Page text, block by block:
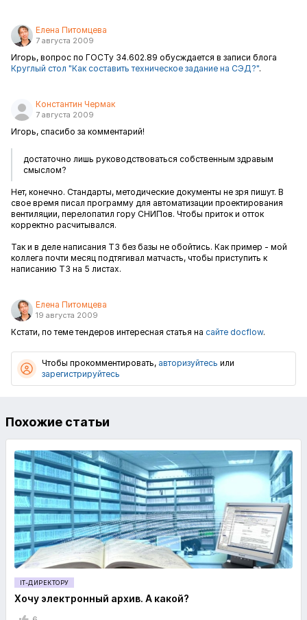
Елена Питомцева
7 августа 2009
Игорь, вопрос по ГОСТу 34.602.89 обусждается в записи блога
Круглый стол "Как составить техническое задание на СЭД?".
Константин Чермак
7 августа 2009
Игорь, спасибо за комментарий!
достаточно лишь руководствоваться собственным здравым
смыслом?
Нет, конечно. Стандарты, методические документы не зря пишут. В
свое время писал программу для автоматизации проектирования
вентиляции, перелопатил гору СНИПов. Чтобы приток и отток
корректно расчитывался.
Так и в деле написания ТЗ без базы не обойтись. Как пример - мой
коллега почти месяц подтягивал матчасть, чтобы приступить к
написанию ТЗ на 5 листах.
Елена Питомцева
19 августа 2009
Кстати, по теме тендеров интересная статья на сайте docflow.
Чтобы прокомментировать, авторизуйтесь или
зарегистрируйтесь
Похожие статьи
IT-ДИРЕКТОРУ
Хочу электронный архив. А какой?